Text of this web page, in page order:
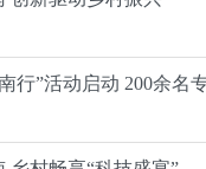
行”活动启动 200余